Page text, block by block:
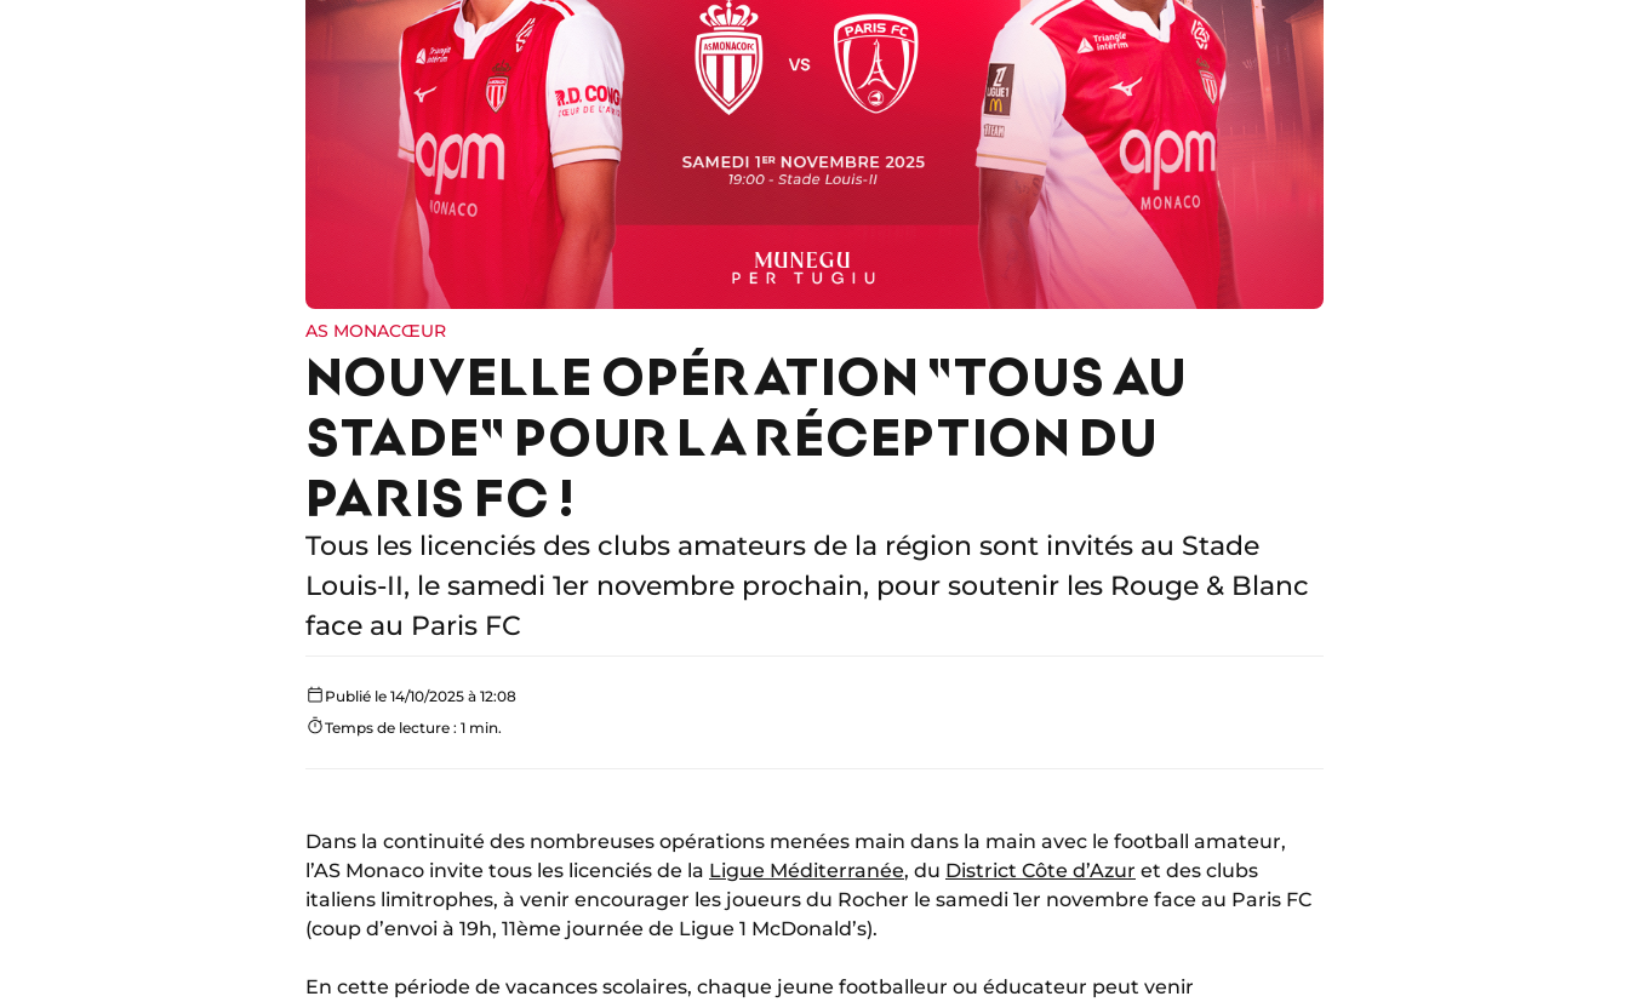
AS MONACŒUR
NOUVELLE OPÉRATION "TOUS AU
STADE" POUR LA RÉCEPTION DU
PARIS FC !
Tous les licenciés des clubs amateurs de la région sont invités au Stade
Louis-II, le samedi 1er novembre prochain, pour soutenir les Rouge & Blanc
face au Paris FC
Publié le 14/10/2025 à 12:08
Temps de lecture : 1 min.
Dans la continuité des nombreuses opérations menées main dans la main avec le football amateur,
l’AS Monaco invite tous les licenciés de la Ligue Méditerranée, du District Côte d’Azur et des clubs
italiens limitrophes, à venir encourager les joueurs du Rocher le samedi 1er novembre face au Paris FC
(coup d’envoi à 19h, 11ème journée de Ligue 1 McDonald’s).
En cette période de vacances scolaires, chaque jeune footballeur ou éducateur peut venir